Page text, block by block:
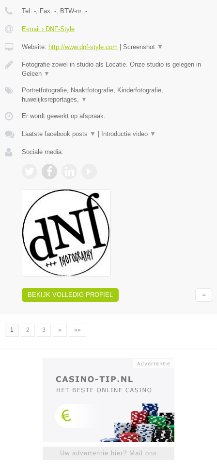
Tel: - , Fax: - , BTW-nr: -
E-mail › DNF-Style
Website: http://www.dnf-style.com Screenshot ▼
Fotografie zowel in studio als Locatie. Onze studio is gelegen in
Geleen ▼
Portretfotografie, Naaktfotografie, Kinderfotografie,
huwelijksreportages,
▼
Er wordt gewerkt op afspraak.
Laatste facebook posts ▼ Introductie video ▼
Sociale media:
BEKIJK VOLLEDIG PROFIEL
1 2 3 » »»
Uw advertentie hier? Mail ons